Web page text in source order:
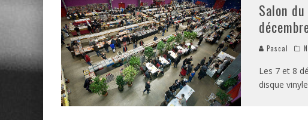
Salon
Pascal
Les 7 et 8
disque